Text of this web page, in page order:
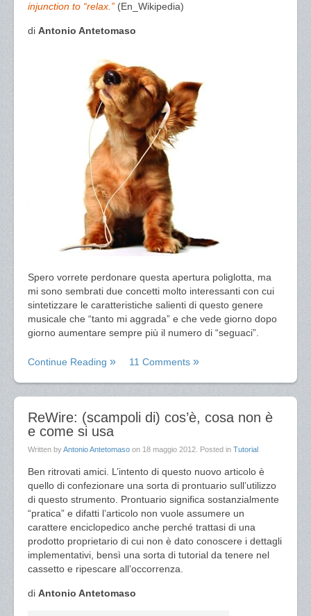
injunction to “relax.” (En_Wikipedia)
di Antonio Antetomaso
Spero vorrete perdonare questa apertura poliglotta, ma
mi sono sembrati due concetti molto interessanti con cui
sintetizzare le caratteristiche salienti di questo genere
musicale che “tanto mi aggrada” e che vede giorno dopo
giorno aumentare sempre più il numero di “seguaci”.
Continue Reading 11 Comments
ReWire: (scampoli di) cos’è, cosa non è
e come si usa
Written byAntonio Antetomaso on 18 maggio 2012 . Posted in Tutorial
Ben ritrovati amici. L’intento di questo nuovo articolo è
quello di confezionare una sorta di prontuario sull’utilizzo
di questo strumento. Prontuario significa sostanzialmente
“pratica” e difatti l’articolo non vuole assumere un
carattere enciclopedico anche perché trattasi di una
prodotto proprietario di cui non è dato conoscere i dettagli
implementativi, bensì una sorta di tutorial da tenere nel
cassetto e ripescare all’occorrenza.
di Antonio Antetomaso